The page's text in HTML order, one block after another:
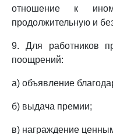
отношение к
продолжительную и
9. Для работников
поощрений:
а) объявление
б) выдача премии;
в) награждение